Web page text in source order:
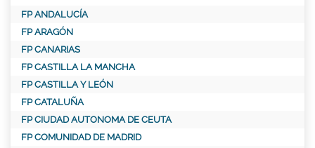
FP ANDALUCÍA
FP ARAGÓN
FP CANARIAS
FP CASTILLA LA MANCHA
FP CASTILLA Y LEÓN
FP CATALUÑA
FP CIUDAD AUTONOMA DE CEUTA
FP COMUNIDAD DE MADRID